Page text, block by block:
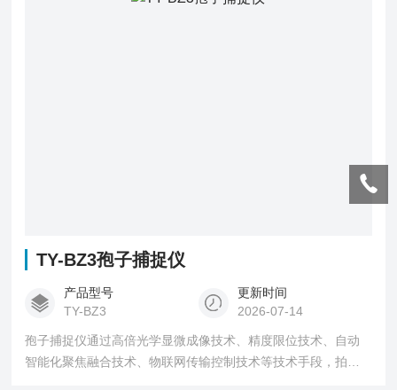
TY-BZ3孢子捕捉仪
产品型号
TY-BZ3
更新时间
2026-07-14
孢子捕捉仪通过高倍光学显微成像技术、精度限位技术、自动
智能化聚焦融合技术、物联网传输控制技术等技术手段，拍摄